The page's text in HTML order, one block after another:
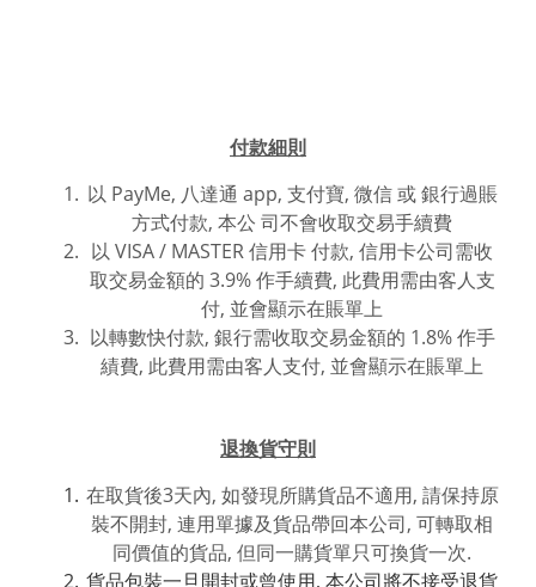
付款細則
以 PayMe, 八達通 app, 支付寶, 微信 或銀行過賬
方式付款, 本公 司不會收取交易手續費
以 VISA / MASTER 信用卡 付款, 信用卡公司需收
取交易金額的 3.9% 作手續費, 此費用需由客人支
付, 並會顯示在賬單上
以轉數快付款, 銀行需收取交易金額的 1.8% 作手
績費, 此費用需由客人支付, 並會顯示在賬單上
退換貨守則
在取貨後3天內, 如發現所購貨品不適用, 請保持原
裝不開封, 連用單據及貨品帶回本公司, 可轉取相
同價值的貨品, 但同一購貨單只可換貨一次.
貨品包裝一旦開封或曾使用, 本公司將不接受退貨